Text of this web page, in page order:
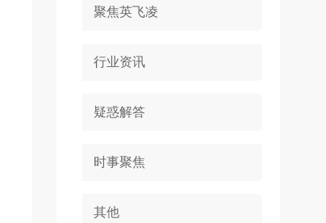
聚焦英飞凌
行业资讯
疑惑解答
时事聚焦
其他